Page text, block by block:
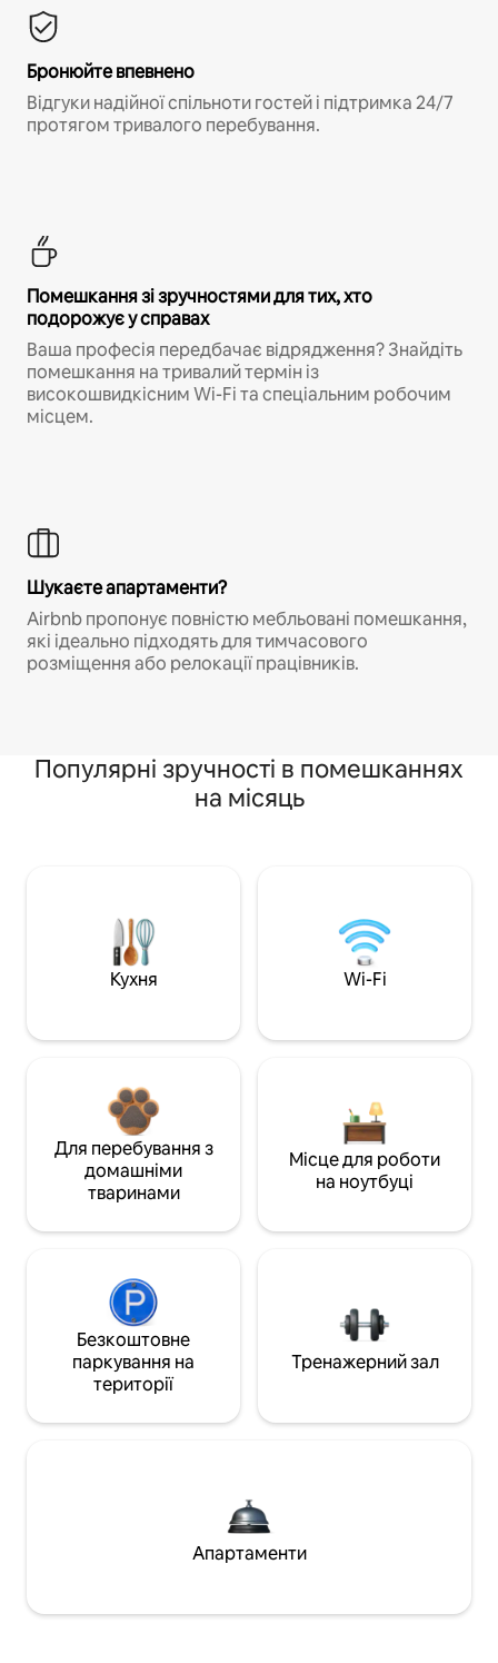
Бронюйте впевнено
Відгуки надійної спільноти гостей і підтримка 24/7
протягом тривалого перебування.
Помешкання зі зручностями для тих, хто
подорожує у справах
Ваша професія передбачає відрядження? Знайдіть
помешкання на тривалий термін із
високошвидкісним Wi-Fi та спеціальним робочим
місцем.
Шукаєте апартаменти?
Airbnb пропонує повністю мебльовані помешкання,
які ідеально підходять для тимчасового
розміщення або релокації працівників.
Популярні зручності в помешканнях
на місяць
Кухня Wi-Fi
Для перебування з
домашніми
тваринами
Місце для роботи
на ноутбуці
Безкоштовне
паркування на
території
Тренажерний зал
Апартаменти